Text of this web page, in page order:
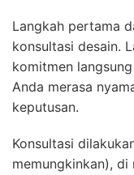
Langkah pertama
konsultasi desain.
komitmen
Anda merasa
keputusan.
Konsultasi
memungkinkan), di